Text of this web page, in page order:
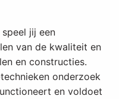
jij een
van de kwaliteit en
en constructies.
onderzoek
en voldoet